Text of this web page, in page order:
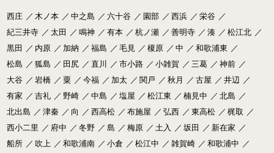
西庄 ／ 木ノ本 ／ 中之島 ／ 六十谷 ／ 園部 ／ 西浜 ／ 栄谷 ／
紀三井寺 ／ 太田 ／ 鳴神 ／ 有本 ／ 杭ノ瀬 ／ 善明寺 ／ 湊 ／ 松江北 ／
黒田
／ 内原 ／ 加納 ／ 福島 ／ 毛見 ／ 榎原 ／ 中 ／ 和歌浦東 ／
松島 ／ 狐島 ／ 田尻 ／ 直川 ／ 市小路 ／ 小雑賀 ／ 三葛 ／ 神前 ／
大谷 ／ 岩橋 ／ 粟 ／ 今福 ／ 加太 ／ 関戸 ／ 秋月 ／ 古屋 ／ 井辺 ／
有家 ／ 吉礼 ／ 野崎 ／ 中島 ／ 塩屋 ／ 松江東 ／ 楠見中 ／ 北島 ／
北出島 ／ 津秦 ／ 向 ／ 西高松 ／ 布施屋 ／ 弘西 ／ 東高松 ／ 梶取 ／
西小二里 ／ 府中 ／ 冬野 ／ 島 ／ 梅原 ／ 土入 ／ 坂田 ／ 新在家 ／
船所 ／ 吹上 ／ 和歌浦南 ／ 小倉 ／ 松江中 ／ 雑賀崎 ／ 和歌浦中 ／